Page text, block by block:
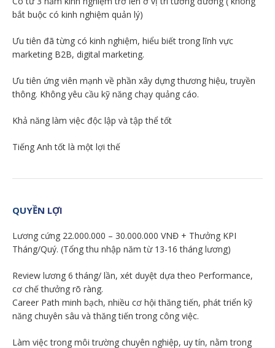
bắt buộc có kinh nghiệm quản lý)
Ưu tiên đã từng có kinh nghiệm, hiểu biết trong lĩnh vực
marketing B2B, digital marketing.
Ưu tiên ứng viên mạnh về phần xây dựng thương hiệu, truyền
thông. Không yêu cầu kỹ năng chạy quảng cáo.
Khả năng làm việc độc lập và tập thể tốt
Tiếng Anh tốt là một lợi thế
QUYỀN LỢI
Lương cứng 22.000.000 – 30.000.000 VNĐ + Thưởng KPI
Tháng/Quý. (Tổng thu nhập năm từ 13-16 tháng lương)
Review lương 6 tháng/ lần, xét duyệt dựa theo Performance,
cơ chế thưởng rõ ràng.
Career Path minh bạch, nhiều cơ hội thăng tiến, phát triển kỹ
năng chuyên sâu và thăng tiến trong công việc.
Làm việc trong môi trường chuyên nghiệp, uy tín, nằm trong